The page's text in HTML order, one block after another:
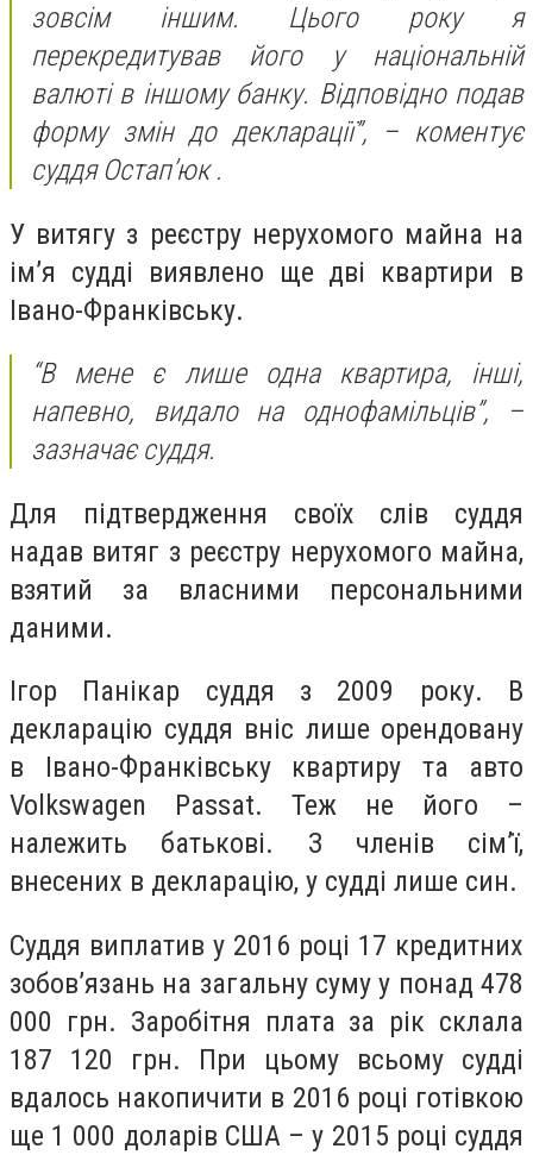
зовсім іншим. Цього року я
перекредитував його у національній
валюті в іншому банку. Відповідно подав
форму змін до декларації”, – коментує
суддя Остап’юк .
У витягу з реєстру нерухомого майна на
ім’я судді виявлено ще дві квартири в
Івано-Франківську.
“В мене є лише одна квартира, інші,
напевно, видало на однофамільців”, –
зазначає суддя.
Для підтвердження своїх слів суддя
надав витяг з реєстру нерухомого майна,
взятий за власними персональними
даними.
Ігор Панікар суддя з 2009 року. В
декларацію суддя вніс лише орендовану
в Івано-Франківську квартиру та авто
Volkswagen Passat. Теж не його –
належить батькові. З членів сім’ї,
внесених в декларацію, у судді лише син.
Суддя виплатив у 2016 році 17 кредитних
зобов’язань на загальну суму у понад 478
000 грн. Заробітня плата за рік склала
187 120 грн. При цьому всьому судді
вдалось накопичити в 2016 році готівкою
ще 1 000 доларів США – у 2015 році суддя